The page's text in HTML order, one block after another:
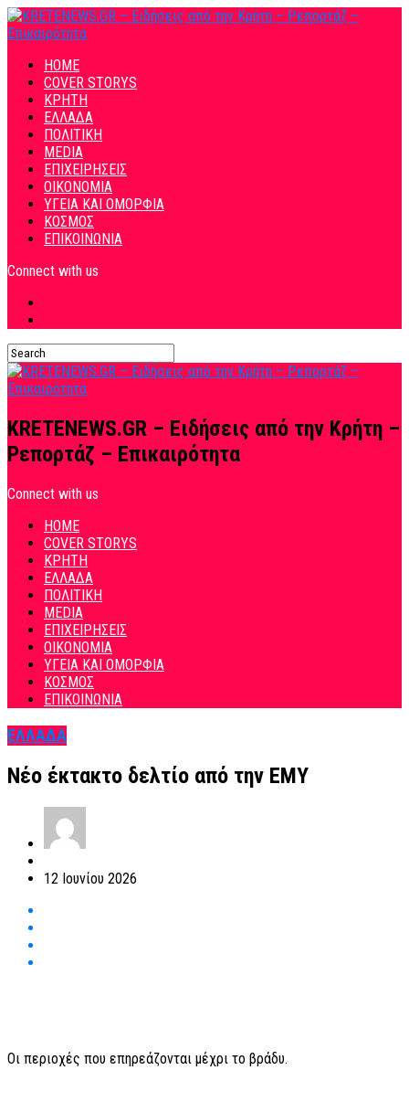
HOME
COVER STORYS
ΚΡΗΤΗ
ΕΛΛΑΔΑ
ΠΟΛΙΤΙΚΗ
MEDIA
ΕΠΙΧΕΙΡΗΣΕΙΣ
ΟΙΚΟΝΟΜΙΑ
ΥΓΕΙΑ ΚΑΙ ΟΜΟΡΦΙΑ
ΚΟΣΜΟΣ
ΕΠΙΚΟΙΝΩΝΙΑ
Connect with us
KRETENEWS.GR – Ειδήσεις από την Κρήτη –
Ρεπορτάζ – Επικαιρότητα
Connect with us
HOME
COVER STORYS
ΚΡΗΤΗ
ΕΛΛΑΔΑ
ΠΟΛΙΤΙΚΗ
MEDIA
ΕΠΙΧΕΙΡΗΣΕΙΣ
ΟΙΚΟΝΟΜΙΑ
ΥΓΕΙΑ ΚΑΙ ΟΜΟΡΦΙΑ
ΚΟΣΜΟΣ
ΕΠΙΚΟΙΝΩΝΙΑ
ΕΛΛΑΔΑ
Νέο έκτακτο δελτίο από την ΕΜΥ
12 Ιουνίου 2026
Οι περιοχές που επηρεάζονται μέχρι το βράδυ.